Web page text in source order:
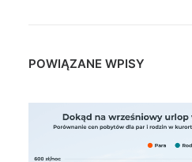
POWIĄZANE WPISY